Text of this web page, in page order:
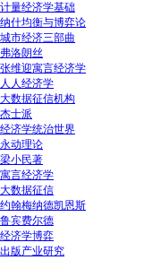
计量经济学基础
纳什均衡与博弈论
城市经济三部曲
弗洛朗丝
张维迎寓言经济学
人人经济学
大数据征信机构
杰士派
经济学统治世界
永动理论
梁小民著
寓言经济学
大数据征信
约翰梅纳德凯恩斯
鲁宾费尔德
经济学博弈
出版产业研究